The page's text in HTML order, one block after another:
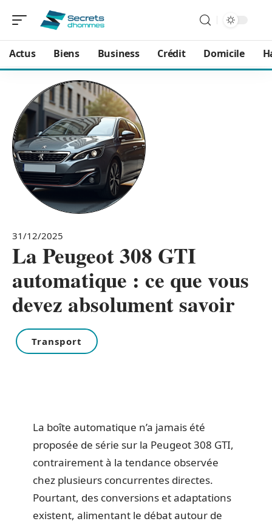
Actus Biens Business Crédit Domicile
31/12/2025
La Peugeot 308 GTI
automatique : ce que vous
devez absolument savoir
Transport
La boîte automatique n’a jamais été
proposée de série sur la Peugeot 308 GTI,
contrairement à la tendance observée
chez plusieurs concurrentes directes.
Pourtant, des conversions et adaptations
existent, alimentant le débat autour de